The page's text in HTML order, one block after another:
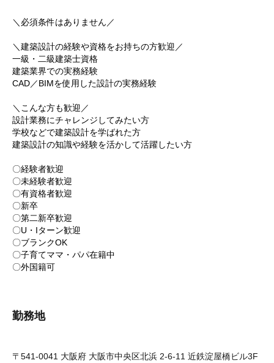
＼必須条件はありません／
＼建築設計の経験や資格をお持ちの方歓迎／
一級・二級建築士資格
建築業界での実務経験
CAD／BIMを使用した設計の実務経験
＼こんな方も歓迎／
設計業務にチャレンジしてみたい方
学校などで建築設計を学ばれた方
建築設計の知識や経験を活かして活躍したい方
〇経験者歓迎
〇未経験者歓迎
〇有資格者歓迎
〇新卒
〇第二新卒歓迎
〇U・Iターン歓迎
〇ブランクOK
〇子育てママ・パパ在籍中
〇外国籍可
勤務地
〒541-0041 大阪府 大阪市中央区北浜 2-6-11 近鉄淀屋橋ビル3F